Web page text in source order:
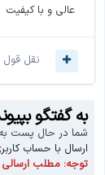
عالی و با کیفیت
نقل قول
به گفتگو
شما در حال پست به
ارسال با حساب
توجه: مطلب